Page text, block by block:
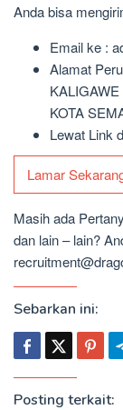
Anda bisa
Email ke :
Alamat
KOTA
Lewat Link
Lamar
Masih ada
dan lain – lain?
Sebarkan ini:
Posting terkait: